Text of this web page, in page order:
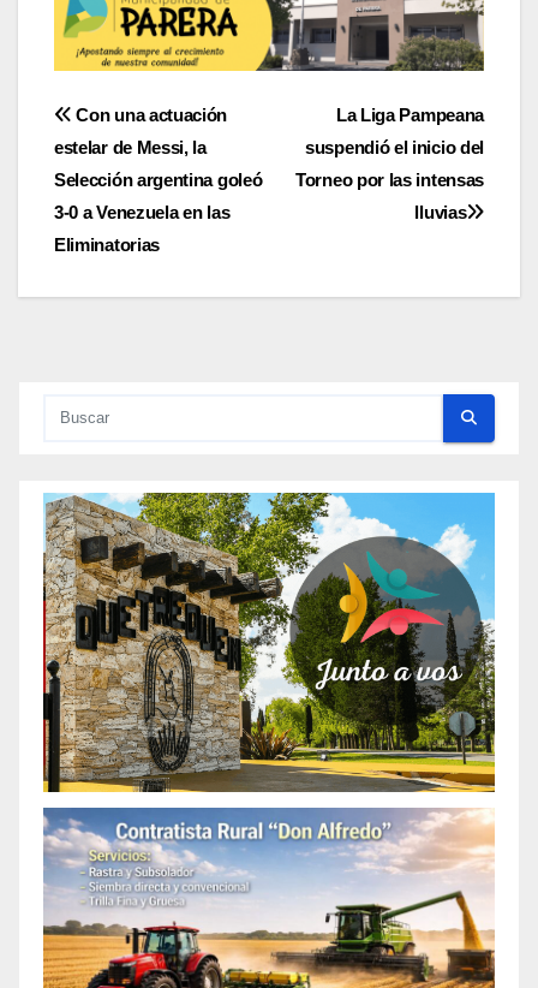
Navegación
de
entradas
La Liga Pampeana
suspendió el inicio del
Torneo por las intensas
lluvias
Con una actuación
estelar de Messi, la
Selección argentina goleó
3-0 a Venezuela en las
Eliminatorias